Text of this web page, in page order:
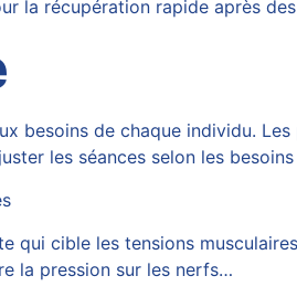
la récupération rapide après
besoins de chaque individu.
les séances selon les
qui cible les tensions
la pression sur les nerfs…